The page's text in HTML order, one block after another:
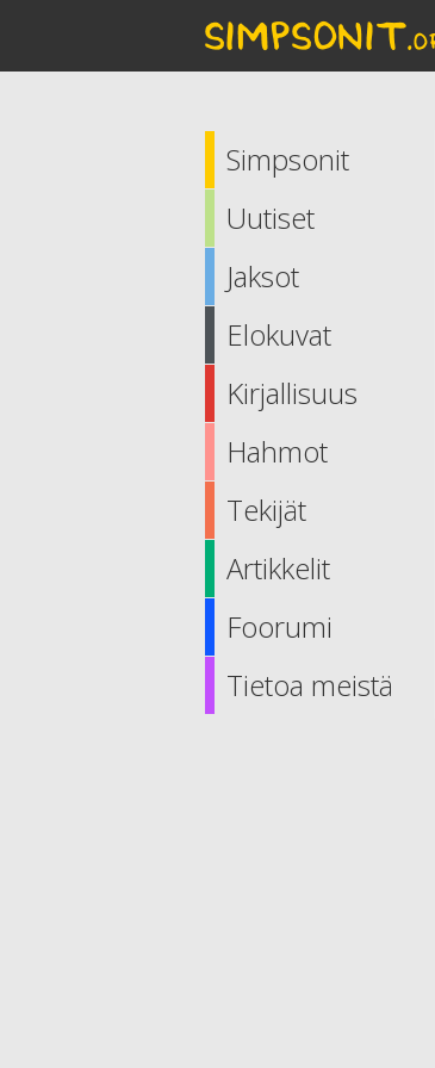
Simpsonit
Uutiset
Jaksot
Elokuvat
Kirjallisuus
Hahmot
Tekijät
Artikkelit
Foorumi
Tietoa meistä